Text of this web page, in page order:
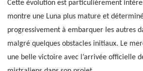
Cette évolution est particulièrement
montre une Luna plus mature et
progressivement à embarquer les autres
malgré quelques obstacles initiaux. Le
une belle victoire avec l’arrivée officielle